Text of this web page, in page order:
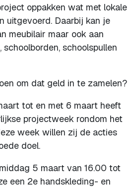
oppakken wat met lokale
uitgevoerd. Daarbij kan je
meubilair maar ook aan
schoolspullen
om dat geld in te zamelen?
tot en met 6 maart heeft
projectweek rondom het
week willen zij de acties
doel.
5 maart van 16.00 tot
een 2e handskleding- en